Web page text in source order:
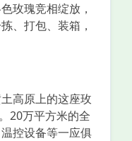
玫瑰竞相绽放，
、打包、装箱，
高原上的这座玫
20万平方米的全
控设备等一应俱